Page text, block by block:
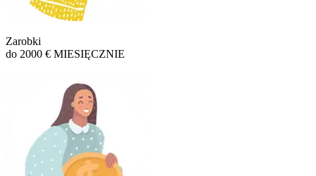
Zarobki
do 2000 € MIESIĘCZNIE